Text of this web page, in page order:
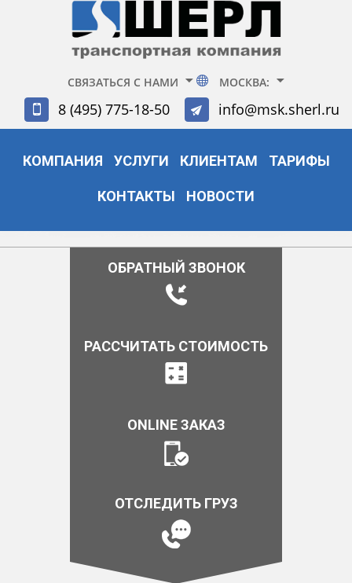
СВЯЗАТЬСЯ С НАМИ МОСКВА:
8 (495) 775-18-50 info@msk.sherl.ru
КОМПАНИЯ УСЛУГИ КЛИЕНТАМ ТАРИФЫ
КОНТАКТЫ НОВОСТИ
ОБРАТНЫЙ ЗВОНОК
РАССЧИТАТЬ СТОИМОСТЬ
ONLINE ЗАКАЗ
ОТСЛЕДИТЬ ГРУЗ